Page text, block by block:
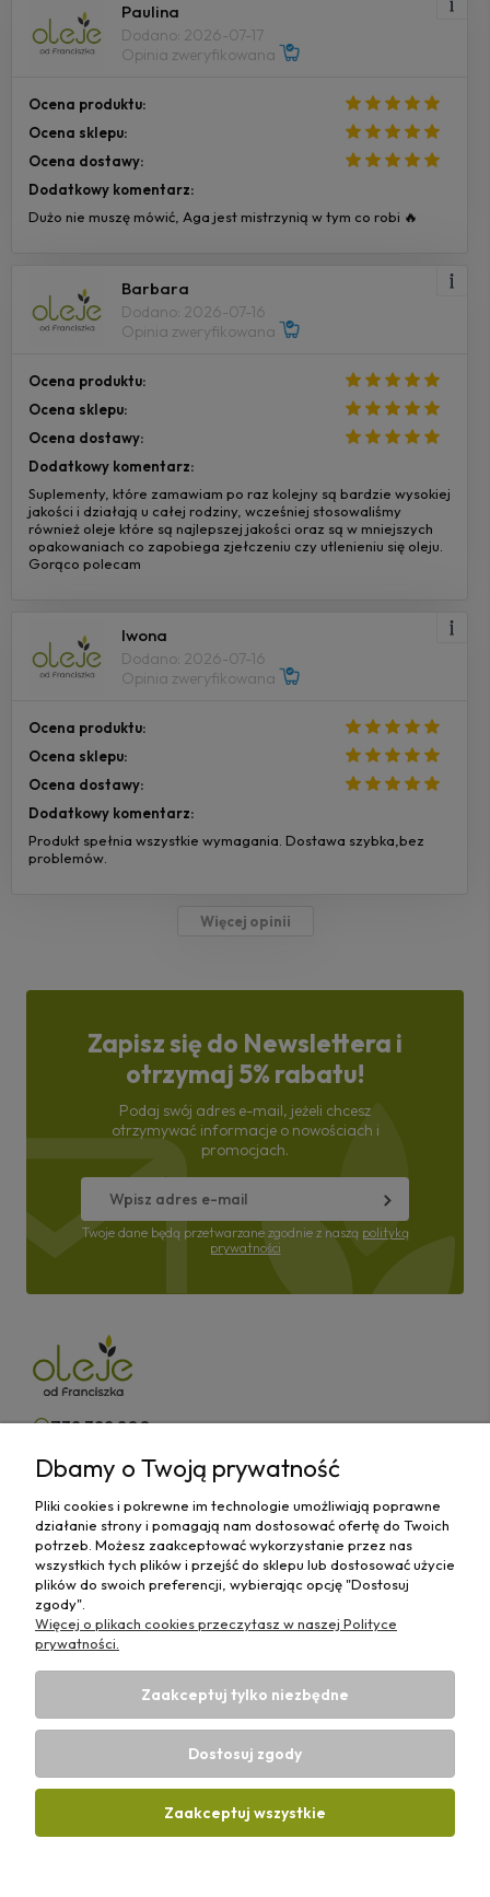
Paulina
Dodano: 2026-07-17
Opinia zweryfikowana
Ocena produktu:
Ocena sklepu:
Ocena dostawy:
Dodatkowy komentarz:
Dużo nie muszę mówić, Aga jest mistrzynią w tym co robi 🔥
Barbara
Dodano: 2026-07-16
Opinia zweryfikowana
Ocena produktu:
Ocena sklepu:
Ocena dostawy:
Dodatkowy komentarz:
Suplementy, które zamawiam po raz kolejny są bardzie wysokiej
jakości i działają u całej rodziny, wcześniej stosowaliśmy
również oleje które są najlepszej jakości oraz są w mniejszych
opakowaniach co zapobiega zjełczeniu czy utlenieniu się oleju.
Gorąco polecam
Iwona
Dodano: 2026-07-16
Opinia zweryfikowana
Ocena produktu:
Ocena sklepu:
Ocena dostawy:
Dodatkowy komentarz:
Produkt spełnia wszystkie wymagania. Dostawa szybka,bez
problemów.
Więcej opinii
Zapisz się do Newslettera i
otrzymaj 5% rabatu!
Podaj swój adres e-mail, jeżeli chcesz
otrzymywać informacje o nowościach i
promocjach.
Twoje dane będą przetwarzane zgodnie z naszą polityką
prywatności
732 322 800
kontakt@olejeodfranciszka.pl
Sklep stacjonarny
63-400 Ostrów Wielkopolski,
ul.Różana 29/1
Informacje
Płatności i Dostawy
Projekt i wykonanie:Ecommercy.pl
Dbamy o Twoją prywatność
Pliki cookies i pokrewne im technologie umożliwiają poprawne
działanie strony i pomagają nam dostosować ofertę do Twoich
potrzeb. Możesz zaakceptować wykorzystanie przez nas
wszystkich tych plików i przejść do sklepu lub dostosować użycie
plików do swoich preferencji, wybierając opcję "Dostosuj
zgody".
Więcej o plikach cookies przeczytasz w naszej Polityce
prywatności.
Zaakceptuj tylko niezbędne
Dostosuj zgody
Zaakceptuj wszystkie